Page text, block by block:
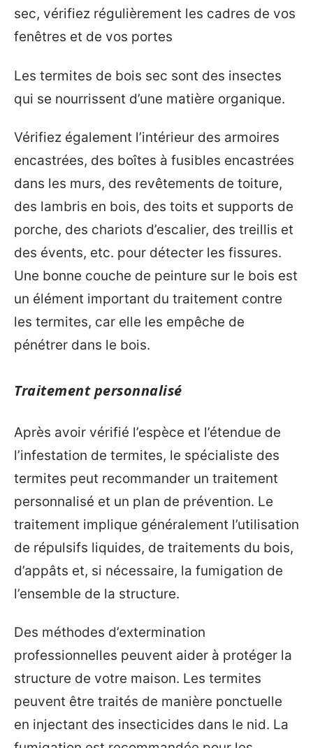
sec, vérifiez régulièrement les cadres de vos
fenêtres et de vos portes
Les termites de bois sec sont des insectes
qui se nourrissent d’une matière organique.
Vérifiez également l’intérieur des armoires
encastrées, des boîtes à fusibles encastrées
dans les murs, des revêtements de toiture,
des lambris en bois, des toits et supports de
porche, des chariots d’escalier, des treillis et
des évents, etc. pour détecter les fissures.
Une bonne couche de peinture sur le bois est
un élément important du traitement contre
les termites, car elle les empêche de
pénétrer dans le bois.
Traitement personnalisé
Après avoir vérifié l’espèce et l’étendue de
l’infestation de termites, le spécialiste des
termites peut recommander un traitement
personnalisé et un plan de prévention. Le
traitement implique généralement l’utilisation
de répulsifs liquides, de traitements du bois,
d’appâts et, si nécessaire, la fumigation de
l’ensemble de la structure.
Des méthodes d’extermination
professionnelles peuvent aider à protéger la
structure de votre maison. Les termites
peuvent être traités de manière ponctuelle
en injectant des insecticides dans le nid. La